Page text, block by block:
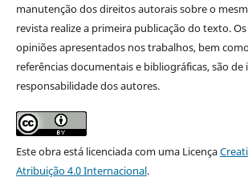
manutenção dos direitos autorais sobre o
revista realize a primeira publicação do texto.
opiniões apresentados nos trabalhos, bem
referências documentais e bibliográficas, são de
responsabilidade dos autores.
Este obra está licenciada com uma Licença
Atribuição 4.0 Internacional.